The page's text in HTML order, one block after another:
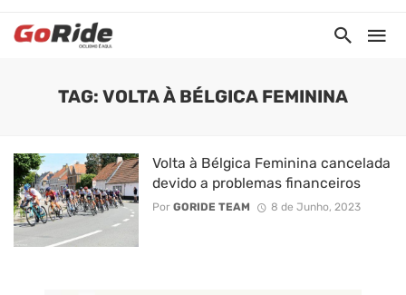
TAG: VOLTA À BÉLGICA FEMININA
Volta à Bélgica Feminina cancelada
devido a problemas financeiros
Por GORIDE TEAM 8 de Junho, 2023